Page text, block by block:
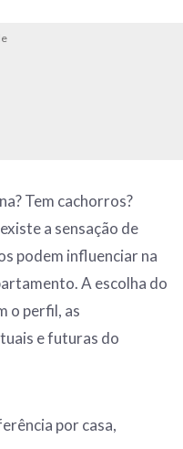
Tem cachorros?
a sensação de
podem influenciar na
A escolha do
o perfil, as
e futuras do
por casa,